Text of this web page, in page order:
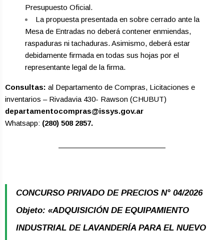
Presupuesto Oficial.
La propuesta presentada en sobre cerrado ante la
Mesa de Entradas no deberá contener enmiendas,
raspaduras ni tachaduras. Asimismo, deberá estar
debidamente firmada en todas sus hojas por el
representante legal de la firma.
Consultas: al Departamento de Compras, Licitaciones e
inventarios – Rivadavia 430- Rawson (CHUBUT)
departamentocompras@issys.gov.ar
Whatsapp: (280) 508 2857.
CONCURSO PRIVADO DE PRECIOS N° 04/2026
Objeto: «ADQUISICIÓN DE EQUIPAMIENTO
INDUSTRIAL DE LAVANDERÍA PARA EL NUEVO